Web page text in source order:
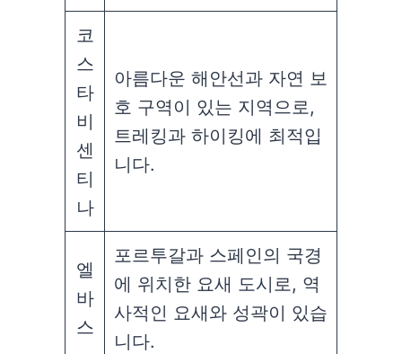
코
스
타
비
센
티
나
아름다운 해안선과 자연 보
호 구역이 있는 지역으로,
트레킹과 하이킹에 최적입
니다.
엘
바
스
포르투갈과 스페인의 국경
에 위치한 요새 도시로, 역
사적인 요새와 성곽이 있습
니다.